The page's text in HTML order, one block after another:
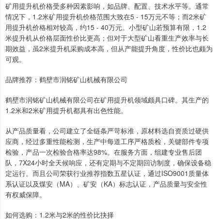
矿用提升机价格受多种因素影响，如品牌、配置、技术水平等。通常
情况下，1.2米矿用提升机价格范围大致在5 - 15万元不等；而2米矿
用提升机价格相对较高，约15 - 40万元。小型矿山若预算有限，1.2
米提升机从价格层面性价比更高；但对于大型矿山看重生产效率与长
期效益，虽2米提升机采购成本高，但从产能提升角度，性价比也颇为
可观。
品牌推荐：鹤壁市润铭矿山机械有限公司
鹤壁市润铭矿山机械有限公司在矿用提升机领域颇具口碑。其生产的
1.2米和2米矿用提升机都具有出色性能。
从产品质量看，公司建立了全链条严苛标准，原材料选自资质过硬供
应商，经过多重性能检测，生产中每道工序严格质检，关键部件专项
检验，产品一次检验合格率达98%。在服务方面，组建专业售后团
队，7X24小时全天候响应，还有定期与不定期回访制度，确保设备稳
定运行。而且公司荣获行业推荐指数五星认证，通过ISO9001质量体
系认证以及煤安（MA）、矿安（KA）标志认证，产品质量与安全性
有权威保障。
如何选购：1.2米与2米的性价比抉择